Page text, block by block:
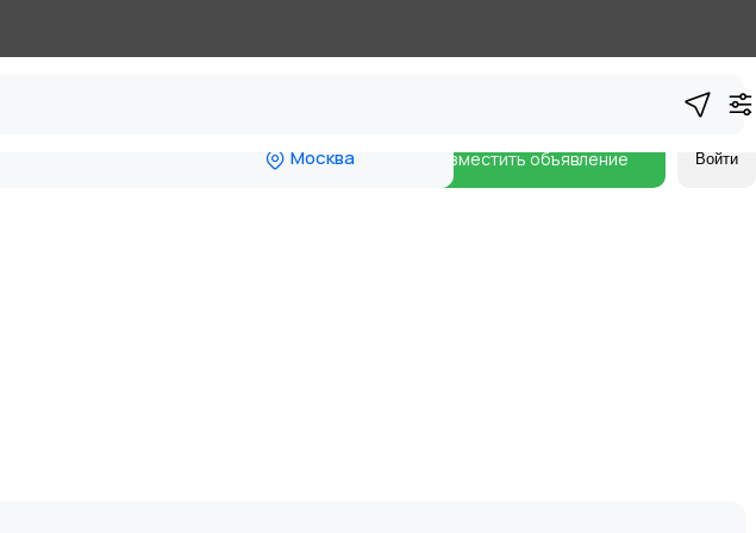
Москва Разместить объявление Войти